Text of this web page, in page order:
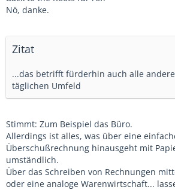
Nö, danke.
Zitat
...das betrifft fürderhin auch alle
täglichen Umfeld
Stimmt: Zum Beispiel das Büro.
Allerdings ist alles, was über eine
Überschußrechnung hinausgeht mit
umständlich.
Über das Schreiben von Rechnungen
oder eine analoge Warenwirtschaft...